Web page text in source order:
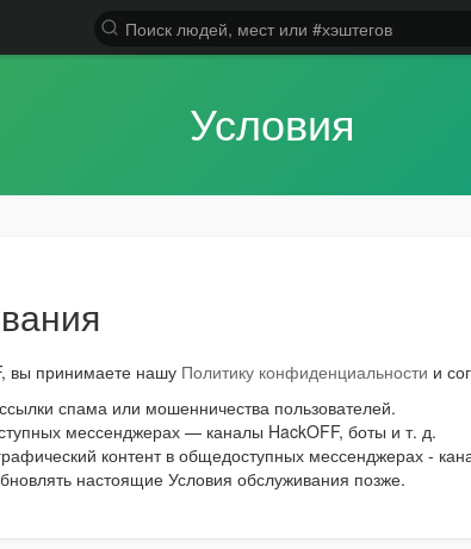
Условия
вы принимаете нашу Политику конфиденциальности и
спама или мошенничества пользователей.
мессенджерах — каналы HackOFF, боты и т. д.
контент в общедоступных мессенджерах -
настоящие Условия обслуживания позже.